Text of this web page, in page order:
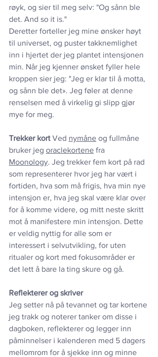
røyk, og sier til meg selv: "Og sånn ble
det. And so it is."
Deretter forteller jeg mine ønsker høyt
til universet, og puster takknemlighet
inn i hjertet der jeg plantet intensjonen
min. Når jeg kjenner ønsket fyller hele
kroppen sier jeg: "Jeg er klar til å motta,
og sånn ble det». Jeg føler at denne
renselsen med å virkelig gi slipp gjør
mye for meg.
Trekker kort Ved nymåne og fullmåne
bruker jeg oraclekortene fra
Moonology. Jeg trekker fem kort på rad
som representerer hvor jeg har vært i
fortiden, hva som må frigis, hva min nye
intensjon er, hva jeg skal være klar over
for å komme videre, og mitt neste skritt
mot å manifestere min intensjon. Dette
er veldig nyttig for alle som er
interessert i selvutvikling, for uten
ritualer og kort med fokusområder er
det lett å bare la ting skure og gå.
Reflekterer og skriver
Jeg setter nå på tevannet og tar kortene
jeg trakk og noterer tanker om disse i
dagboken, reflekterer og legger inn
påminnelser i kalenderen med 5 dagers
mellomrom for å sjekke inn og minne